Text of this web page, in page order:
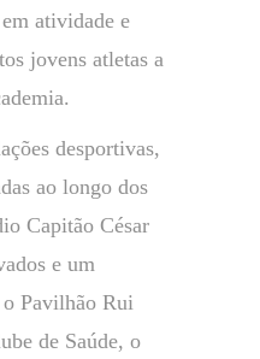
atividade e
jovens atletas a
desportivas,
ao longo dos
Capitão César
e um
Pavilhão Rui
de Saúde, o